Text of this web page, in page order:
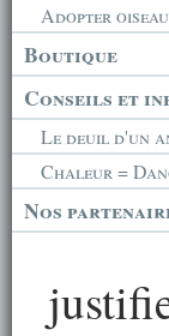
Adopter oiseau
Boutique
Conseils et
Le deuil d'un
Chaleur =
Nos